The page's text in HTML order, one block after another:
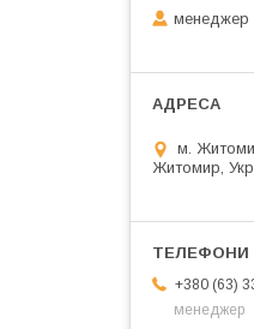
менеджер
м.
Житомир,
+380 (63)
менеджер